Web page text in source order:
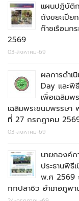
แผนปฏิบัติก
ถังขยะเปีย
ก๊าชเรือนก
2569
03-สิงหาคม-69
ผลการดำเ
Day และพิ
เพื่อเฉลิมพ
เฉลิมพระชนมพรรษา
ที่ 27 กรกฎาคม
03-สิงหาคม-69
นายกองค์ก
ประธานพิธี
พ.ศ 2569
กกปลาซิว อำเภอภูพ